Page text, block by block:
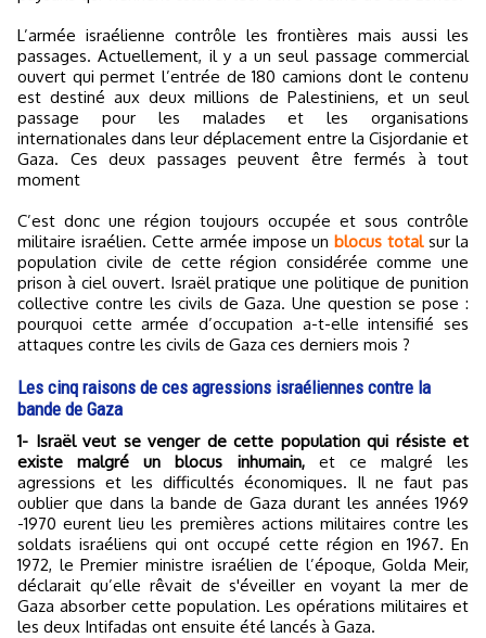
L’armée israélienne contrôle les frontières mais aussi les
passages. Actuellement, il y a un seul passage commercial
ouvert qui permet l’entrée de 180 camions dont le contenu
est destiné aux deux millions de Palestiniens, et un seul
passage pour les malades et les organisations
internationales dans leur déplacement entre la Cisjordanie et
Gaza. Ces deux passages peuvent être fermés à tout
moment
C’est donc une région toujours occupée et sous contrôle
militaire israélien. Cette armée impose unblocus totalsur la
population civile de cette région considérée comme une
prison à ciel ouvert. Israël pratique une politique de punition
collective contre les civils de Gaza. Une question se pose :
pourquoi cette armée d’occupation a-t-elle intensifié ses
attaques contre les civils de Gaza ces derniers mois ?
Les cinq raisons de ces agressions israéliennes contre la
bande de Gaza
1- Israël veut se venger de cette population qui résiste et
existe malgré un blocus inhumain,et ce malgré les
agressions et les difficultés économiques. Il ne faut pas
oublier que dans la bande de Gaza durant les années 1969
-1970 eurent lieu les premières actions militaires contre les
soldats israéliens qui ont occupé cette région en 1967. En
1972, le Premier ministre israélien de l’époque, Golda Meir,
déclarait qu’elle rêvait de s'éveiller en voyant la mer de
Gaza absorber cette population. Les opérations militaires et
les deux Intifadas ont ensuite été lancés à Gaza.